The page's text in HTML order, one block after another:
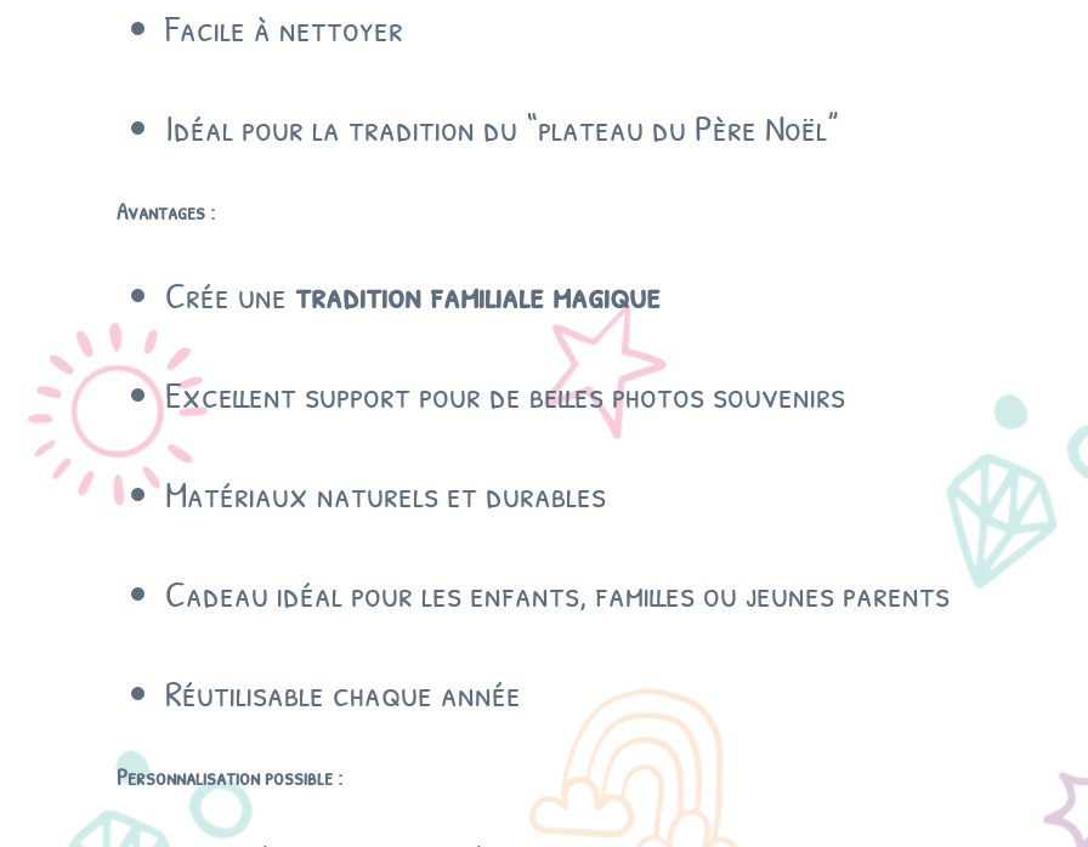
Facile à nettoyer
Idéal pour la tradition du “plateau du Père Noël”
Avantages :
Crée une tradition familiale magique
Excellent support pour de belles photos souvenirs
Matériaux naturels et durables
Cadeau idéal pour les enfants, familles ou jeunes parents
Réutilisable chaque année
Personnalisation possible :